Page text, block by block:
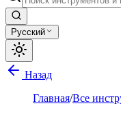
Русский
Назад
Главная/Все